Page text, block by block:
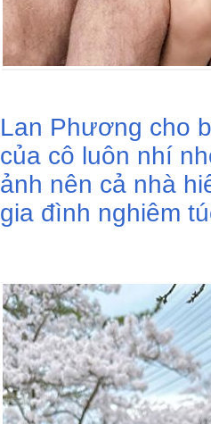
Lan Phương cho
của cô luôn nhí
ảnh nên cả nhà
gia đình nghiêm